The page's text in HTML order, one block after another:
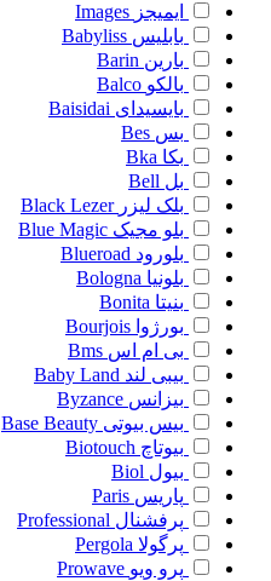
ایمیجز Images
بابلیس Babyliss
بارین Barin
بالکو Balco
بایسیدای Baisidai
بس Bes
بکا Bka
بل Bell
بلک لیزر Black Lezer
بلو مجیک Blue Magic
بلورود Blueroad
بلونیا Bologna
بنیتا Bonita
بورژوا Bourjois
بی ام اس Bms
بیبی لند Baby Land
بیزانس Byzance
بیس بیوتی Base Beauty
بیوتاچ Biotouch
بیول Biol
پاریس Paris
پرفشنال Professional
پرگولا Pergola
پرو ویو Prowave